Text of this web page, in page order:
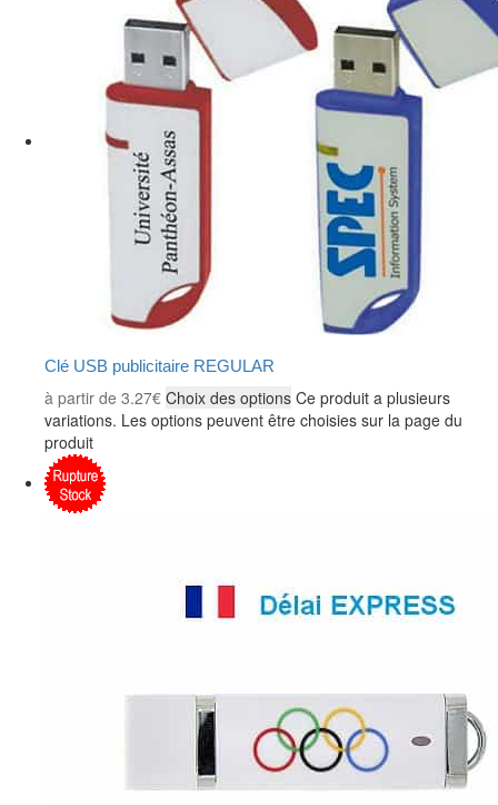
Clé USB publicitaire REGULAR
à partir de 3.27€ Choix des options Ce produit a plusieurs
variations. Les options peuvent être choisies sur la page du
produit